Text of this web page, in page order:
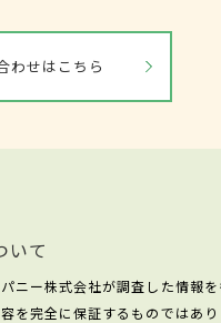
わせはこちら
いて
ニー株式会社が調査した情報
を完全に保証するものではあ